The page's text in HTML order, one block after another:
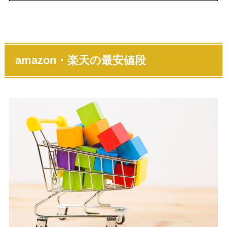
amazon・楽天の最安値段